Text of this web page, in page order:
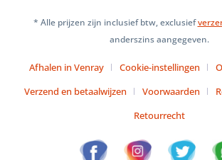
* Alle prijzen zijn inclusief btw, exclusief
anderszins aangegeven.
Afhalen in Venray Cookie-instellingen
Verzend en betaalwijzen
Voorwaarden
Retourrecht